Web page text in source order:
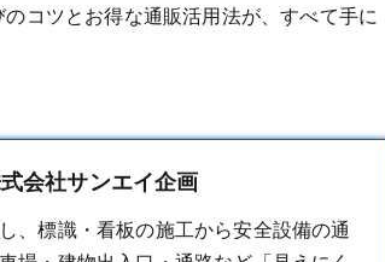
コツとお得な通販活用法が、すべて手に
会社サンエイ企画
、標識・看板の施工から安全設備の通